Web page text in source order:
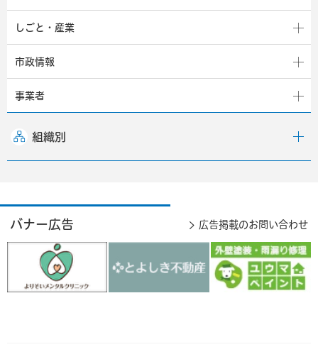
しごと・産業
市政情報
事業者
組織別
バナー広告 広告掲載のお問い合わせ